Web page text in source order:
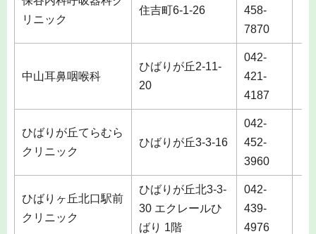
リニック
住吉町6-1-26
458-
7870
中山耳鼻咽喉科
ひばりが丘2-11-
20
042-
421-
4187
ひばりが丘てらむら
クリニック
ひばりが丘3-3-16
042-
452-
3960
ひばりヶ丘北口駅前
クリニック
ひばりが丘北3-3-
30 エクレールひ
ばり 1階
042-
439-
4976